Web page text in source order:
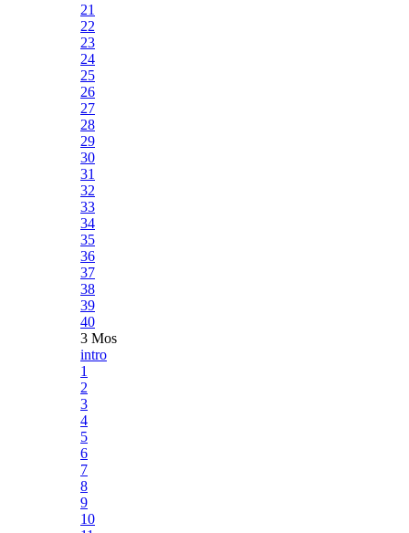
21
22
23
24
25
26
27
28
29
30
31
32
33
34
35
36
37
38
39
40
3 Mos
intro
1
2
3
4
5
6
7
8
9
10